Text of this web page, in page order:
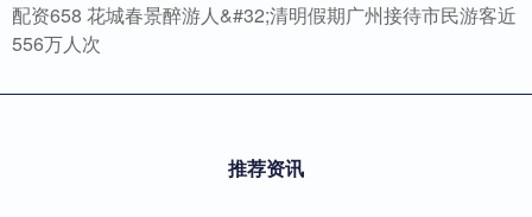
配资658 花城春景醉游人&#32;清明假期广州接待市民游客近
556万人次
推荐资讯